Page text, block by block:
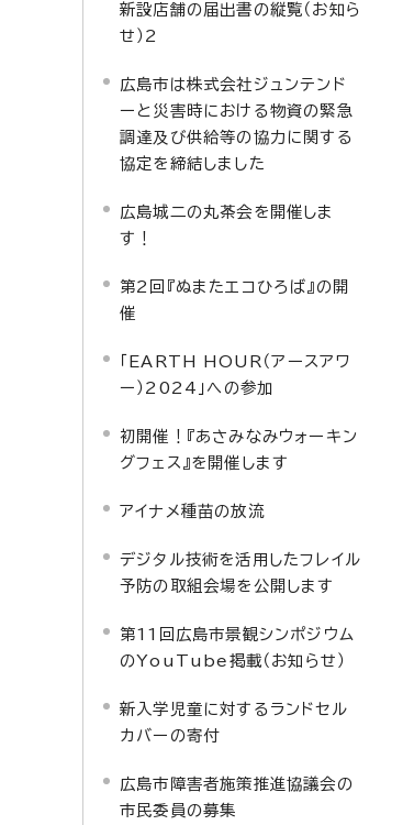
新設店舗の届出書の縦覧（お知ら
せ）2
広島市は株式会社ジュンテンド
ーと災害時における物資の緊急
調達及び供給等の協力に関する
協定を締結しました
広島城二の丸茶会を開催しま
す！
第2回『ぬまたエコひろば』の開
催
「EARTH HOUR（アースアワ
ー）2024」への参加
初開催！『あさみなみウォーキン
グフェス』を開催します
アイナメ種苗の放流
デジタル技術を活用したフレイル
予防の取組会場を公開します
第11回広島市景観シンポジウム
のYouTube掲載（お知らせ）
新入学児童に対するランドセル
カバーの寄付
広島市障害者施策推進協議会の
市民委員の募集